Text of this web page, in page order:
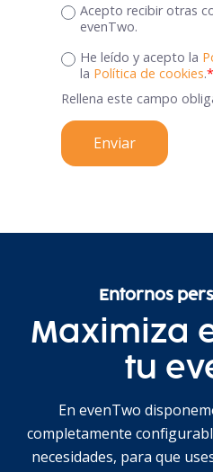
Acepto recibir otras
evenTwo.
He leído y acepto la
la Política de cookies.*
Rellena este campo
Entornos
Maximiza
tu
En evenTwo
completamente
necesidades, para que